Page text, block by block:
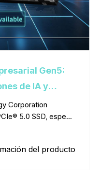
Gen5:
de IA y
Corporation
5.0 SSD, espe...
del producto